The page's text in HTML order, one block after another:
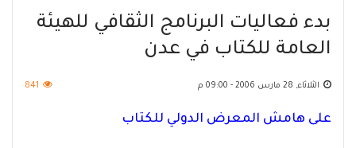
بدء فعاليات البرنامج الثقافي للهيئة
العامة للكتاب في عدن
الثلاثاء, 28 مارس 2006 - 09:00 م 841
على هامش المعرض الدولي للكتاب